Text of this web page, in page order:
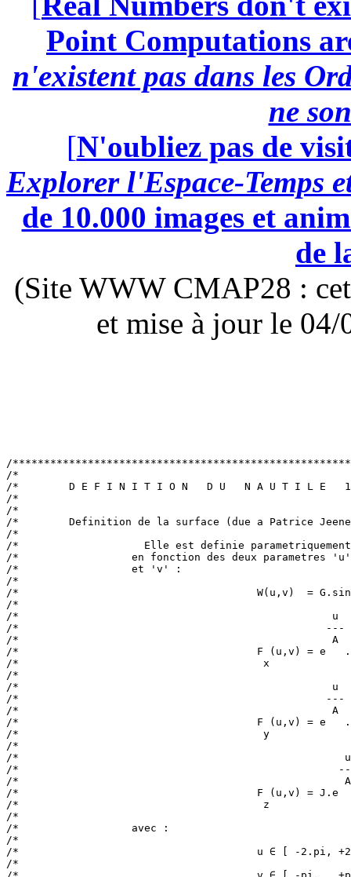
Point Computations
n'existent pas dans les
ne
[N'oubliez pas de
Explorer l'Espace-Temps
de 10.000 images et
de
(Site WWW CMAP28 :
et mise à jour le
/
/*
/*        D E F I N I T I O N   D U   N A U T I
/*
/*
/*        Definition de la surface (due a Patrice
/*
/*                    Elle est definie
/*                  en fonction des deux
/*                  et 'v' :
/*
/*                                      W(u,v)  =
/*
/*
/*
/*
/*                                      F (u,v) = e
/*                                       x
/*
/*
/*
/*
/*                                      F (u,v) = e
/*                                       y
/*
/*
/*
/*
/*                                      F (u,v) =
/*                                       z
/*
/*                  avec :
/*
/*                                      u ∈ [ -
/*
/*                                      v ∈ [ -pi,